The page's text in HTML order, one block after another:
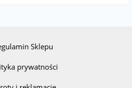
Sklepu
prywatności